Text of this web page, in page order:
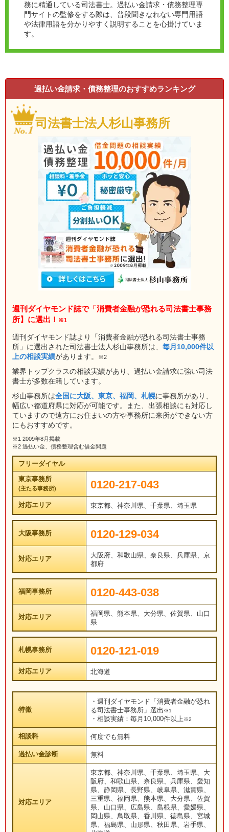
務に精通している司法書士。過払い金請求・債務整理専
門サイトの監修をする際は、普段聞きなれない専門用語
や法律用語を分かりやすく説明することを心掛けていま
す。
過払い金請求・債務整理のおすすめランキング
司法書士法人杉山事務所
週刊ダイヤモンド誌で「消費者金融が恐れる司法書士事務
所】に選出！ ※1
週刊ダイヤモンド誌より「消費者金融が恐れる司法書士事務
所」に選出された司法書士法人杉山事務所は、 毎月10,000件以
上の相談実績があります。 ※2
業界トップクラスの相談実績があり、過払い金請求に強い司法
書士が多数在籍しています。
杉山事務所は全国に大阪、東京、福岡、札幌に事務所があり、
幅広い都道府県に対応が可能です。また、出張相談にも対応し
ていますので遠方にお住まいの方や事務所に来所ができない方
にもおすすめです。
※1 2009年8月掲載
※2 過払い金、債務整理含む借金問題
フリーダイヤル
東京事務所
(主たる事務所) 0120-217-043
対応エリア 東京都、神奈川県、千葉県、埼玉県
大阪事務所 0120-129-034
対応エリア
大阪府、和歌山県、奈良県、兵庫県、京
都府
福岡事務所 0120-443-038
対応エリア
福岡県、熊本県、大分県、佐賀県、山口
県
札幌事務所 0120-121-019
対応エリア 北海道
特徴
・週刊ダイヤモンド「消費者金融が恐れ
る司法書士事務所」選出 ※1
・相談実績：毎月10,000件以上※2
相談料 何度でも無料
過払い金診断 無料
対応エリア
東京都、神奈川県、千葉県、埼玉県、大
阪府、和歌山県、奈良県、兵庫県、愛知
県、静岡県、長野県、岐阜県、滋賀県、
三重県、福岡県、熊本県、大分県、佐賀
県、山口県、広島県、島根県、愛媛県、
岡山県、鳥取県、香川県、徳島県、宮城
県、福島県、山形県、秋田県、岩手県、